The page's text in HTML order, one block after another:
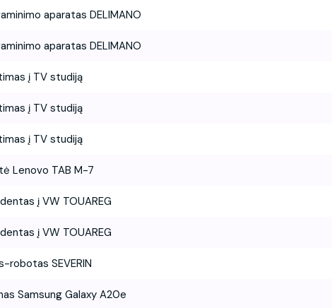
aparatas DELIMANO
aparatas DELIMANO
į TV studiją
į TV studiją
į TV studiją
Lenovo TAB M-7
į VW TOUAREG
į VW TOUAREG
robotas SEVERIN
Samsung Galaxy A20e